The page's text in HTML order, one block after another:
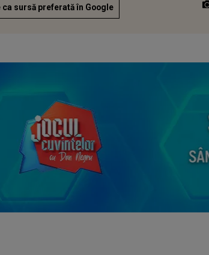
ca sursă preferată în Google